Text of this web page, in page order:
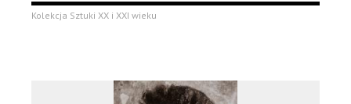
Kolekcja Sztuki XX i XXI wieku